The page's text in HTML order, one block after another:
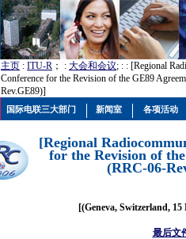
主页 : ITU-R ； : 大会和会议; : : [Regional
Conference for the Revision of the GE89
Rev.GE89)]
[Regional
for the Revision of
(RRC-06-
[(Geneva, Switzerland, 15
最后文
国际电联三大部门 新闻室 各项活动